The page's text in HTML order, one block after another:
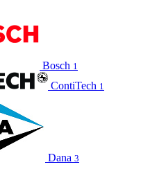
Bosch 1
ContiTech 1
Dana 3